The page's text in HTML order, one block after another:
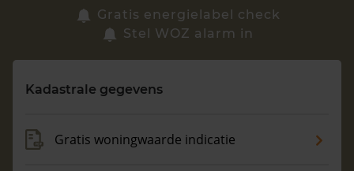
Zoek een woning
Maandag t/m vrijdag - 08:00 -18:00
Gratis energielabel check
Stel WOZ alarm in
Kadastrale gegevens
Gratis woningwaarde indicatie